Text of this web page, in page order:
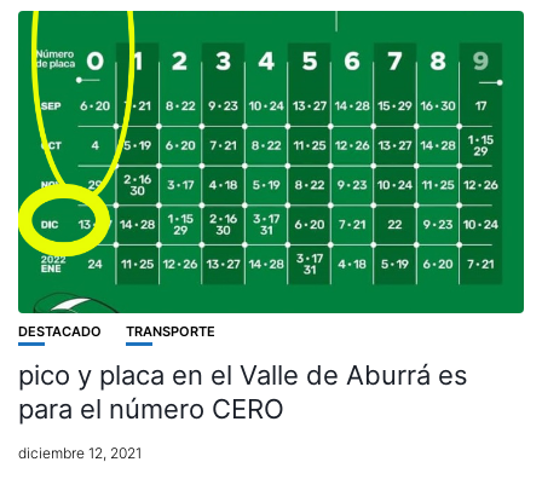
DESTACADO TRANSPORTE
pico y placa en el Valle de Aburrá es
para el número CERO
diciembre 12, 2021